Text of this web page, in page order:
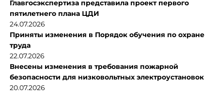
Главгосэкспертиза представила проект первого
пятилетнего плана ЦДИ
24.07.2026
Приняты изменения в Порядок обучения по охране
труда
22.07.2026
Внесены изменения в требования пожарной
безопасности для низковольтных электроустановок
20.07.2026